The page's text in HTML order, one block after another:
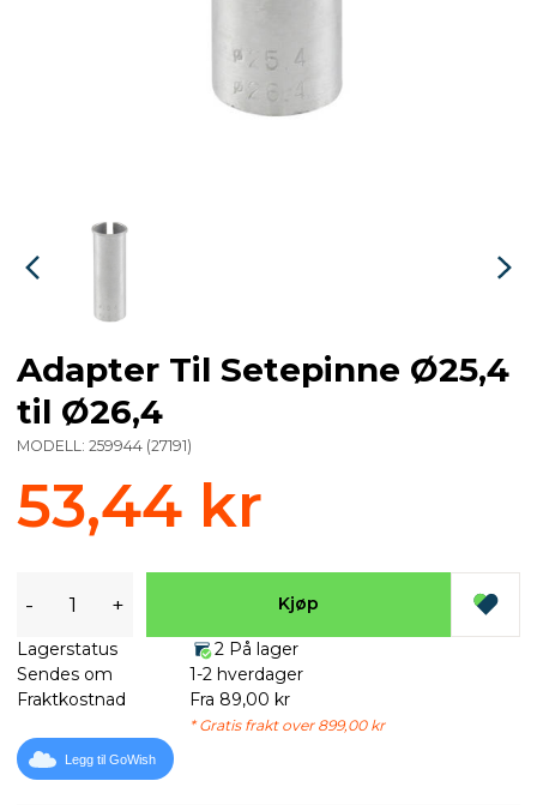
Adapter Til Setepinne Ø25,4
til Ø26,4
MODELL: 259944 (27191)
53,44 kr
- + Kjøp
Lagerstatus
2 På lager
Sendes om
1-2 hverdager
Fraktkostnad
Fra 89,00 kr
* Gratis frakt over 899,00 kr
Legg til GoWish